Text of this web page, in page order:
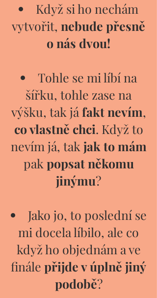
Když si ho nechám
vytvořit, nebude přesně
o nás dvou!
Tohle se mi líbí na
šířku, tohle zase na
výšku, tak já fakt nevím,
co vlastně chci. Když to
nevím já, tak jak to mám
pak popsat někomu
jinýmu?
Jako jo, to poslední se
mi docela líbilo, ale co
když ho objednám a ve
finále přijde v úplně jiný
podobě?